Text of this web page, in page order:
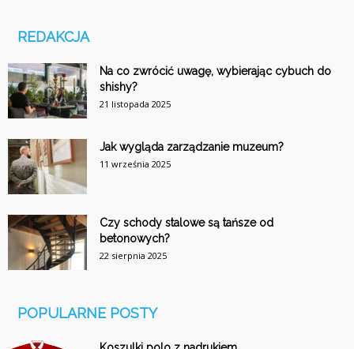
REDAKCJA
Na co zwrócić uwagę, wybierając cybuch do
shishy?
21 listopada 2025
Jak wygląda zarządzanie muzeum?
11 września 2025
Czy schody stalowe są tańsze od
betonowych?
22 sierpnia 2025
POPULARNE POSTY